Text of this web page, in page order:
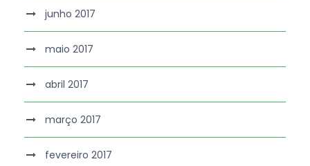
junho 2017
maio 2017
abril 2017
março 2017
fevereiro 2017